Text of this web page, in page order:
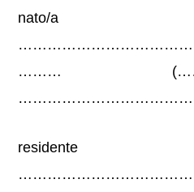
nato/a
………